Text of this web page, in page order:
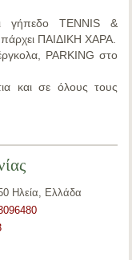
γήπεδοTENNIS &
ΠΑΙΔΙΚΗ ΧΑΡΑ.
PARKING στο
και σε όλους τους
Ηλεία, Ελλάδα